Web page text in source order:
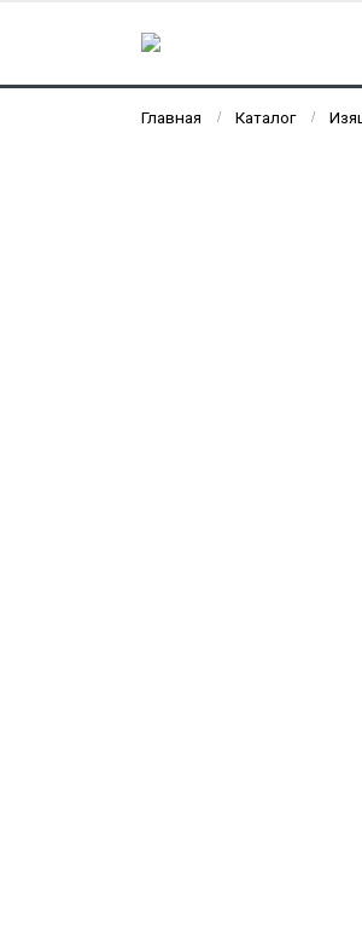
Главная Каталог